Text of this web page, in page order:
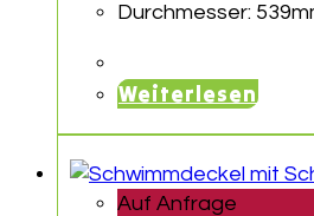
Durchmesser:
Weiterlesen
Auf Anfrage